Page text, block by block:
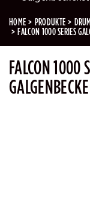
HOME PRODUKTE
FALCON 1000 SERIES
FALCON 1000